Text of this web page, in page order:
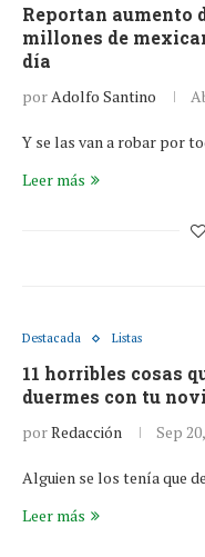
Reportan aumento
millones de
día
porAdolfo Santino
Y se las van a robar por
Leer más
Destacada Listas
11 horribles cosas
duermes con tu
porRedacción Sep
Alguien se los tenía que
Leer más